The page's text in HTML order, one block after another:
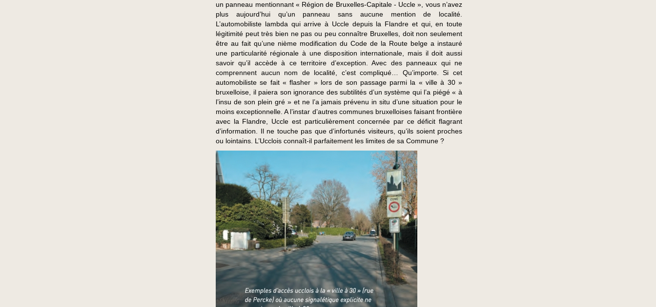
un panneau mentionnant « Région de Bruxelles-Capitale - Uccle », vous n’avez
plus aujourd’hui qu’un panneau sans aucune mention de localité.
L’automobiliste lambda qui arrive à Uccle depuis la Flandre et qui, en toute
légitimité peut très bien ne pas ou peu connaître Bruxelles, doit non seulement
être au fait qu’une nième modification du Code de la Route belge a instauré
une particularité régionale à une disposition internationale, mais il doit aussi
savoir qu’il accède à ce territoire d’exception. Avec des panneaux qui ne
comprennent aucun nom de localité, c’est compliqué… Qu’importe. Si cet
automobiliste se fait « flasher » lors de son passage parmi la « ville à 30 »
bruxelloise, il paiera son ignorance des subtilités d’un système qui l’a piégé « à
l’insu de son plein gré » et ne l’a jamais prévenu in situ d’une situation pour le
moins exceptionnelle. A l’instar d’autres communes bruxelloises faisant frontière
avec la Flandre, Uccle est particulièrement concernée par ce déficit flagrant
d’information. Il ne touche pas que d’infortunés visiteurs, qu’ils soient proches
ou lointains. L’Ucclois connaît-il parfaitement les limites de sa Commune ?